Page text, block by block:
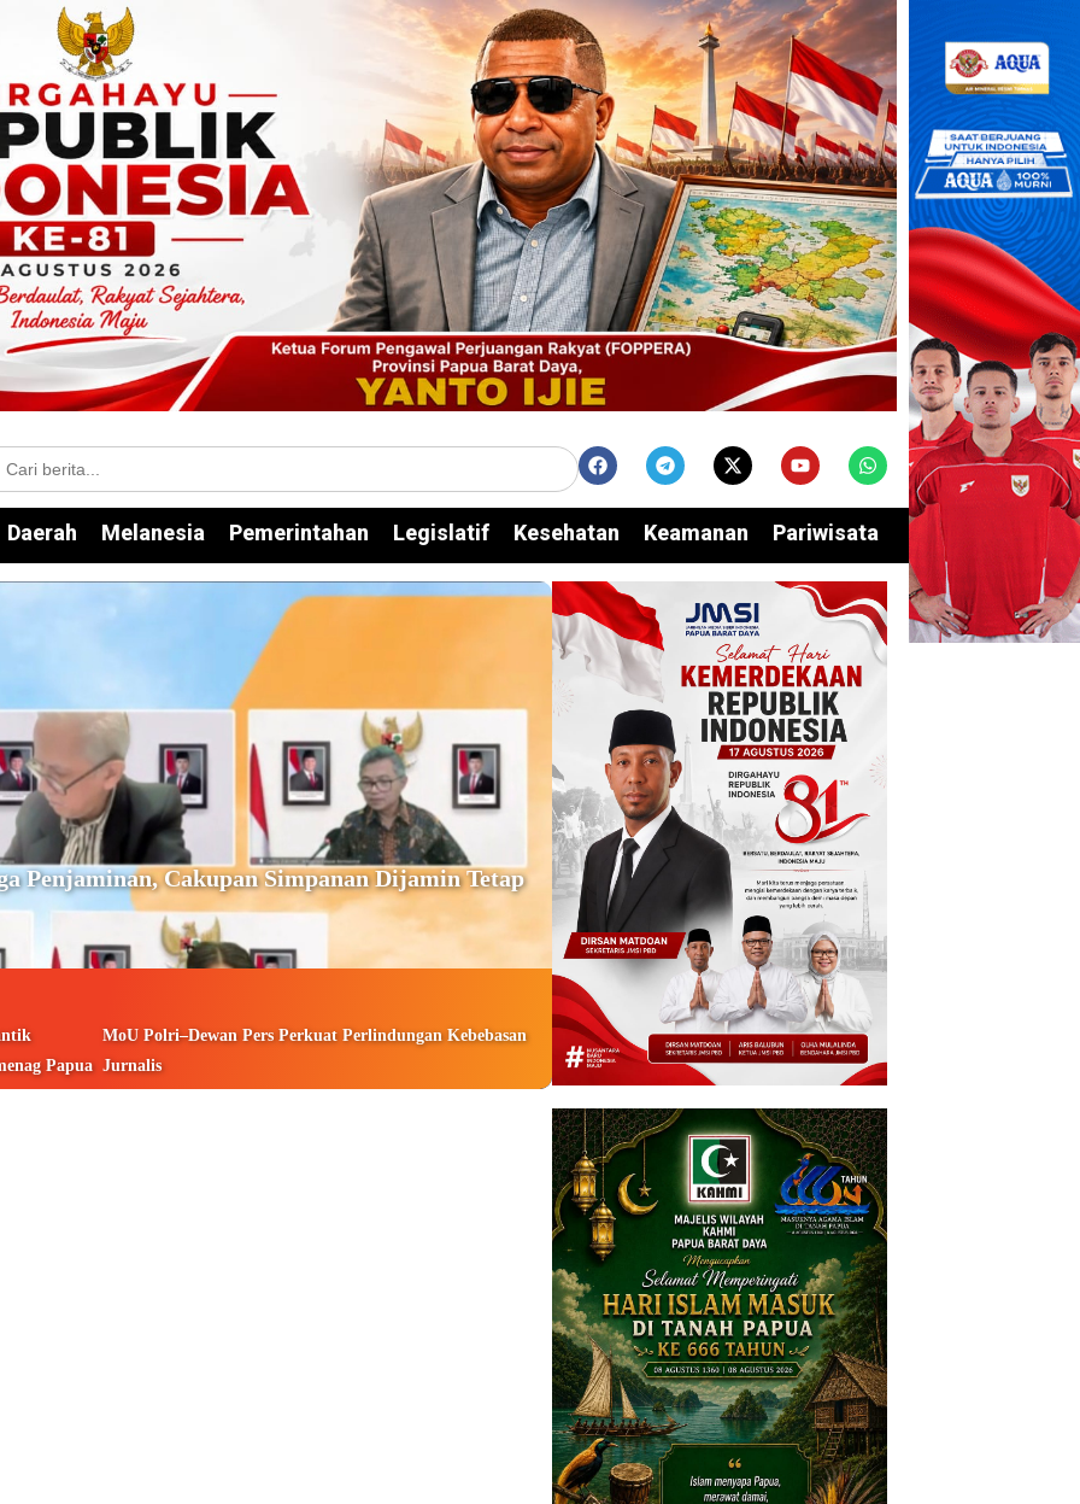
Daerah Melanesia Pemerintahan Legislatif Kesehatan Keamanan Pariwisata Edukasi
Penjaminan, Cakupan Simpanan Dijamin Tetap
Papua
MoU Polri–Dewan Pers Perkuat Perlindungan Kebebasan
Jurnalis